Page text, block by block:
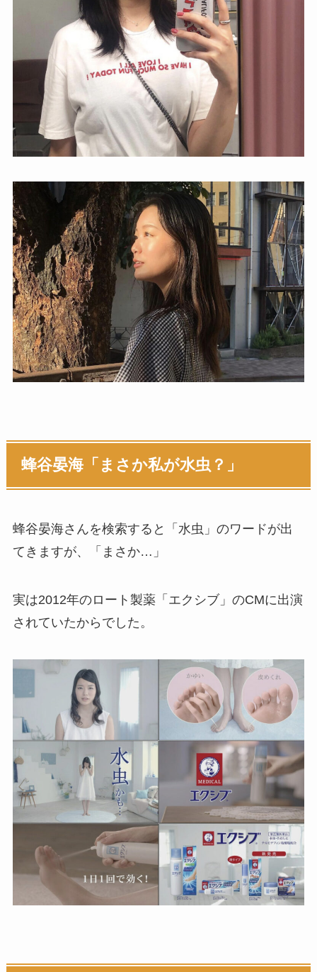
蜂谷晏海 「まさか私が水虫？」
蜂谷晏海さんを検索すると「水虫」のワードが出
てきますが、「まさか…」
実は2012年のロート製薬「エクシブ」のCMに出演
されていたからでした。